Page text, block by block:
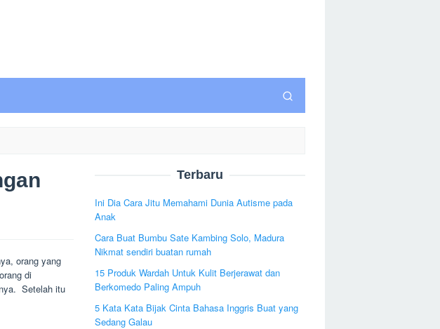
orang yang
di
Setelah itu
Terbaru
Ini Dia Cara Jitu Memahami Dunia Autisme pada
Anak
Cara Buat Bumbu Sate Kambing Solo, Madura
Nikmat sendiri buatan rumah
15 Produk Wardah Untuk Kulit Berjerawat dan
Berkomedo Paling Ampuh
5 Kata Kata Bijak Cinta Bahasa Inggris Buat yang
Sedang Galau